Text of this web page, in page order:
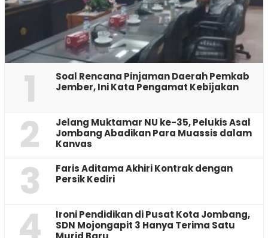
1
‎Soal Rencana Pinjaman Daerah Pemkab
Jember, Ini Kata Pengamat Kebijakan ‎
2
Jelang Muktamar NU ke-35, Pelukis Asal
Jombang Abadikan Para Muassis dalam
Kanvas
3
Faris Aditama Akhiri Kontrak dengan
Persik Kediri
4
Ironi Pendidikan di Pusat Kota Jombang,
SDN Mojongapit 3 Hanya Terima Satu